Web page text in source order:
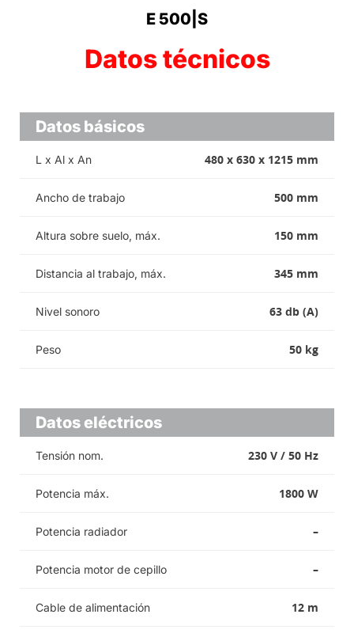
E 500|S
Datos técnicos
Datos básicos
L x Al x An 480 x 630 x 1215 mm
Ancho de trabajo 500 mm
Altura sobre suelo, máx. 150 mm
Distancia al trabajo, máx. 345 mm
Nivel sonoro 63 db (A)
Peso 50 kg
Datos eléctricos
Tensión nom. 230 V / 50 Hz
Potencia máx. 1800 W
Potencia radiador –
Potencia motor de cepillo –
Cable de alimentación 12 m